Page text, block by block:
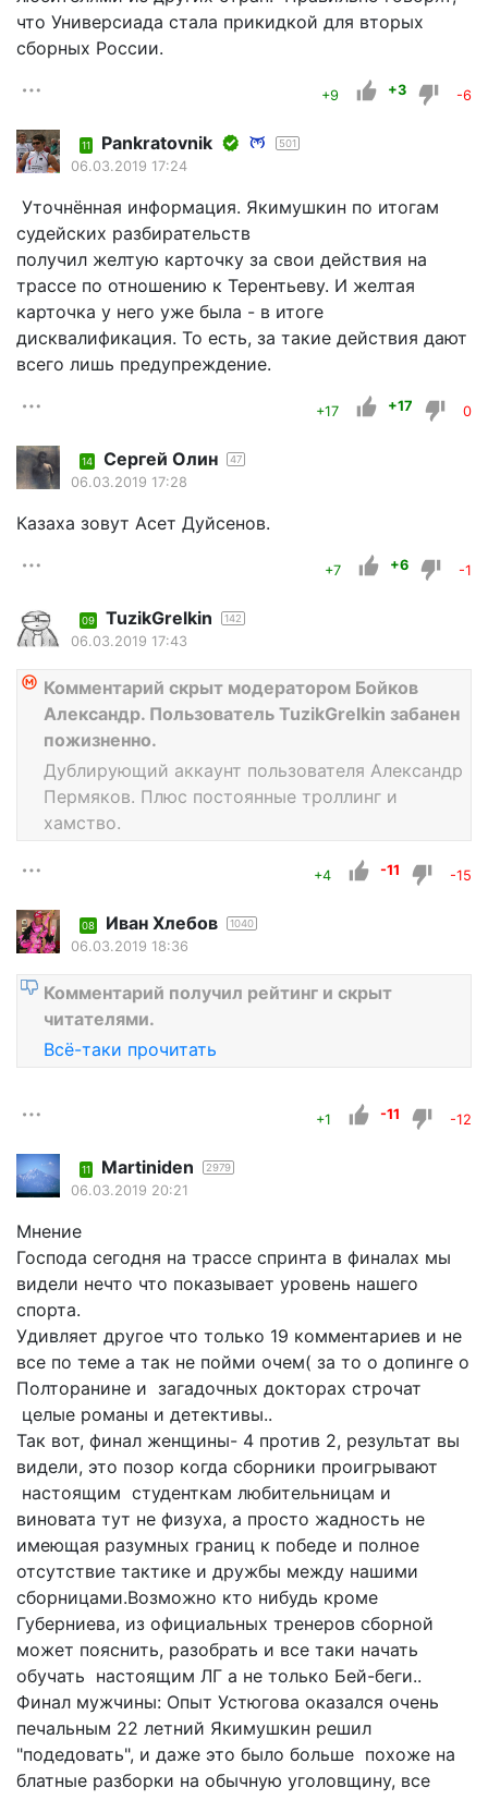
что Универсиада стала прикидкой для вторых
сборных России.
+9 +3 -6
11 Pankratovnik 501
06.03.2019 17:24
Уточнённая информация. Якимушкин по итогам
судейских разбирательств
получил желтую карточку за свои действия на
трассе по отношению к Терентьеву. И желтая
карточка у него уже была - в итоге
дисквалификация. То есть, за такие действия дают
всего лишь предупреждение.
+17 +17 0
14 Сергей Олин 47
06.03.2019 17:28
Казаха зовут Асет Дуйсенов.
+7 +6 -1
09 TuzikGrelkin 142
06.03.2019 17:43
Комментарий скрыт модератором Бойков
Александр. Пользователь TuzikGrelkin забанен
пожизненно.
Дублирующий аккаунт пользователя Александр
Пермяков. Плюс постоянные троллинг и
хамство.
+4 -11 -15
08 Иван Хлебов 1040
06.03.2019 18:36
Комментарий получил рейтинг и скрыт
читателями.
Всё-таки прочитать
+1 -11 -12
11 Martiniden 2979
06.03.2019 20:21
Мнение
Господа сегодня на трассе спринта в финалах мы
видели нечто что показывает уровень нашего
спорта.
Удивляет другое что только 19 комментариев и не
все по теме а так не пойми очем( за то о допинге о
Полторанине и загадочных докторах строчат
целые романы и детективы..
Так вот, финал женщины- 4 против 2, результат вы
видели, это позор когда сборники проигрывают
настоящим студенткам любительницам и
виновата тут не физуха, а просто жадность не
имеющая разумных границ к победе и полное
отсутствие тактике и дружбы между нашими
сборницами.Возможно кто нибудь кроме
Губерниева, из официальных тренеров сборной
может пояснить, разобрать и все таки начать
обучать настоящим ЛГ а не только Бей-беги..
Финал мужчины: Опыт Устюгова оказался очень
печальным 22 летний Якимушкин решил
"подедовать", и даже это было больше похоже на
блатные разборки на обычную уголовщину, все